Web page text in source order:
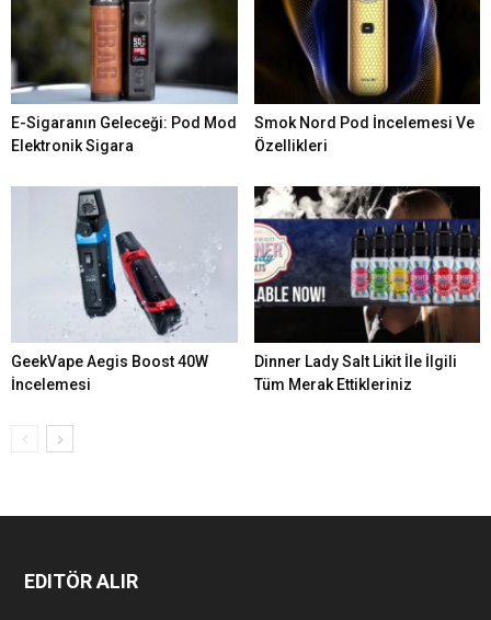
E-Sigaranın Geleceği: Pod Mod
Elektronik Sigara
Smok Nord Pod İncelemesi Ve
Özellikleri
GeekVape Aegis Boost 40W
İncelemesi
Dinner Lady Salt Likit İle İlgili
Tüm Merak Ettikleriniz
EDITÖR ALIR